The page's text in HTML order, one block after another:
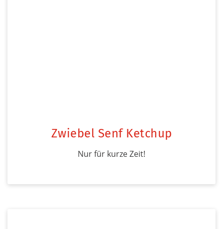
Zwiebel Senf Ketchup
Nur für kurze Zeit!